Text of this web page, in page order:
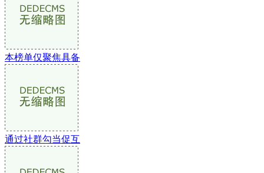
本榜单仅聚焦具备
通过社群勾当促互